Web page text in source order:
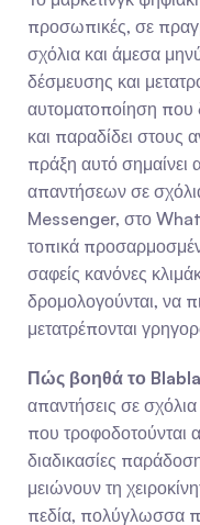
προσωπικές, σε
σχόλια και άμεσα
δέσμευσης και
αυτοματοποίηση που
και παραδίδει στους
πράξη αυτό σημαίνει
απαντήσεων σε
Messenger, στο
τοπικά
σαφείς κανόνες
δρομολογούνται, να
μετατρέπονται
Πώς βοηθά το Blabla
απαντήσεις σε
που τροφοδοτούνται
διαδικασίες
μειώνουν τη
πεδία, πολύγλωσσα